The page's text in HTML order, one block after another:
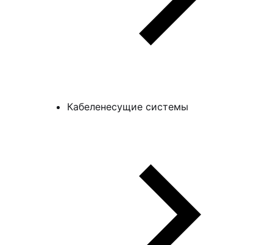
Кабеленесущие системы